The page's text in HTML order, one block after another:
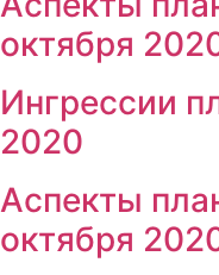
октября
Ингрессии
2020
Аспекты
октября